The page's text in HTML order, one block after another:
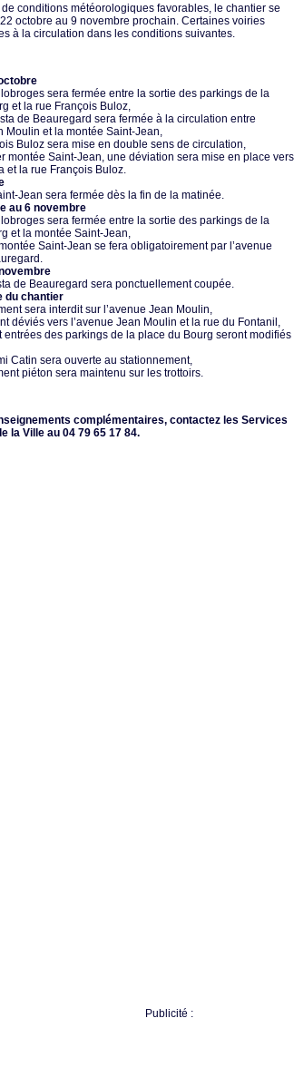
conditions météorologiques favorables, le chantier se
octobre au 9 novembre prochain. Certaines voiries
à la circulation dans les conditions suivantes.
sera fermée entre la sortie des parkings de la
et la rue François Buloz,
de Beauregard sera fermée à la circulation entre
Moulin et la montée Saint-Jean,
Buloz sera mise en double sens de circulation,
montée Saint-Jean, une déviation sera mise en place vers
et la rue François Buloz.
Jean sera fermée dès la fin de la matinée.
au 6 novembre
sera fermée entre la sortie des parkings de la
et la montée Saint-Jean,
Saint-Jean se fera obligatoirement par l’avenue
de Beauregard sera ponctuellement coupée.
du chantier
sera interdit sur l’avenue Jean Moulin,
déviés vers l’avenue Jean Moulin et la rue du Fontanil,
entrées des parkings de la place du Bourg seront modifiés
Catin sera ouverte au stationnement,
piéton sera maintenu sur les trottoirs.
complémentaires, contactez les Services
la Ville au 04 79 65 17 84.
Publicité :